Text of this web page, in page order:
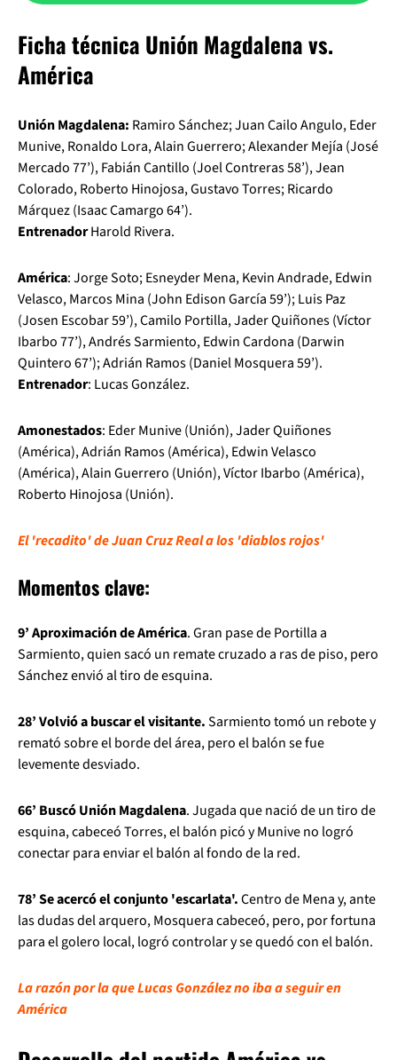
Ficha técnica Unión Magdalena vs.
América
Unión Magdalena: Ramiro Sánchez; Juan Cailo Angulo, Eder
Munive, Ronaldo Lora, Alain Guerrero; Alexander Mejía (José
Mercado 77’), Fabián Cantillo (Joel Contreras 58’), Jean
Colorado, Roberto Hinojosa, Gustavo Torres; Ricardo
Márquez (Isaac Camargo 64’).
EntrenadorHarold Rivera.
América: Jorge Soto; Esneyder Mena, Kevin Andrade, Edwin
Velasco, Marcos Mina (John Edison García 59’); Luis Paz
(Josen Escobar 59’), Camilo Portilla, Jader Quiñones (Víctor
Ibarbo 77’), Andrés Sarmiento, Edwin Cardona (Darwin
Quintero 67’); Adrián Ramos (Daniel Mosquera 59’).
Entrenador: Lucas González.
Amonestados: Eder Munive (Unión), Jader Quiñones
(América), Adrián Ramos (América), Edwin Velasco
(América), Alain Guerrero (Unión), Víctor Ibarbo (América),
Roberto Hinojosa (Unión).
El 'recadito' de Juan Cruz Real a los 'diablos rojos'
Momentos clave:
9’ Aproximación de América. Gran pase de Portilla a
Sarmiento, quien sacó un remate cruzado a ras de piso, pero
Sánchez envió al tiro de esquina.
28’ Volvió a buscar el visitante.Sarmiento tomó un rebote y
remató sobre el borde del área, pero el balón se fue
levemente desviado.
66’ Buscó Unión Magdalena. Jugada que nació de un tiro de
esquina, cabeceó Torres, el balón picó y Munive no logró
conectar para enviar el balón al fondo de la red.
78’ Se acercó el conjunto 'escarlata'.Centro de Mena y, ante
las dudas del arquero, Mosquera cabeceó, pero, por fortuna
para el golero local, logró controlar y se quedó con el balón.
La razón por la que Lucas González no iba a seguir en
América